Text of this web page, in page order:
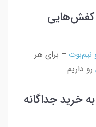
کفش‌هایی
نیم‌بوت – برای هر
رو داریم.
خرید جداگانه